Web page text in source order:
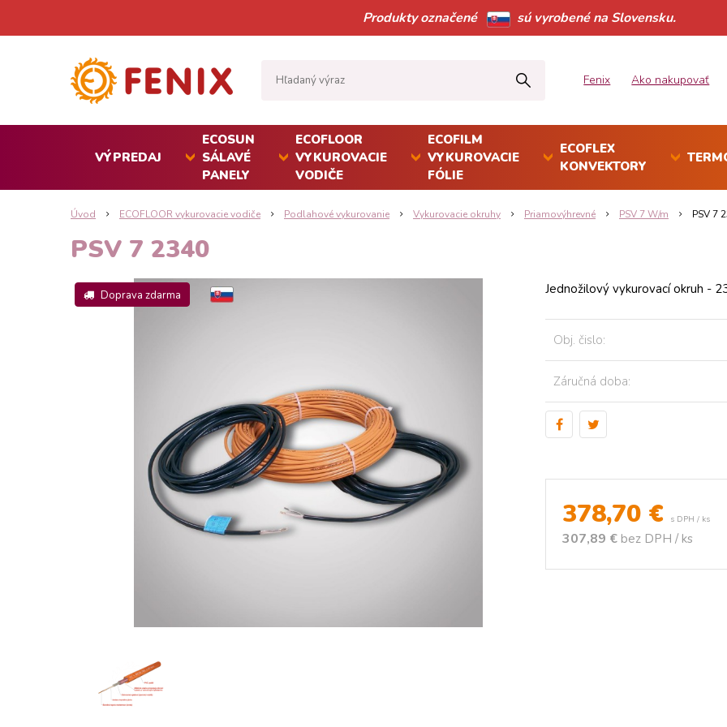
Produkty označené sú vyrobené na Slovensku.
Fenix Ako nakupovať
VÝPREDAJ
ECOSUN
SÁLAVÉ
PANELY
ECOFLOOR
VYKUROVACIE
VODIČE
ECOFILM
VYKUROVACIE
FÓLIE
ECOFLEX
KONVEKTORY
Úvod ECOFLOOR vykurovacie vodiče Podlahové vykurovanie Vykurovacie okruhy Priamovýhrevné PSV 7 W/m PSV 7
PSV 7 2340
Doprava zdarma
378,70 € s DPH / ks
307,89 € bez DPH / ks
Jednožilový vykurovací okruh -
Obj. čislo:
Záručná doba: